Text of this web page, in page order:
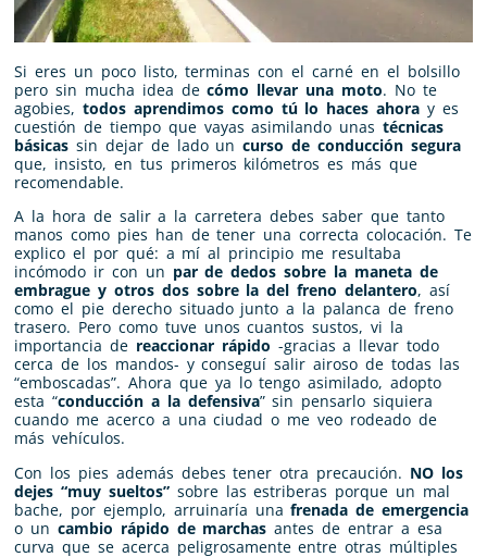
Si eres un poco listo, terminas con el carné en el bolsillo
pero sin mucha idea decómo llevar una moto. No te
agobies, todos aprendimos como tú lo haces ahora y es
cuestión de tiempo que vayas asimilando unastécnicas
básicas sin dejar de lado uncurso de conducción segura
que, insisto, en tus primeros kilómetros es más que
recomendable.
A la hora de salir a la carretera debes saber que tanto
manos como pies han de tener una correcta colocación. Te
explico el por qué: a mí al principio me resultaba
incómodo ir con un par de dedos sobre la maneta de
embrague y otros dos sobre la del freno delantero, así
como el pie derecho situado junto a la palanca de freno
trasero. Pero como tuve unos cuantos sustos, vi la
importancia de reaccionar rápido -gracias a llevar todo
cerca de los mandos- y conseguí salir airoso de todas las
“emboscadas”. Ahora que ya lo tengo asimilado, adopto
esta “conducción a la defensiva” sin pensarlo siquiera
cuando me acerco a una ciudad o me veo rodeado de
más vehículos.
Con los pies además debes tener otra precaución. NO los
dejes “muy sueltos”sobre las estriberas porque un mal
bache, por ejemplo, arruinaría unafrenada de emergencia
o un cambio rápido de marchas antes de entrar a esa
curva que se acerca peligrosamente entre otras múltiples